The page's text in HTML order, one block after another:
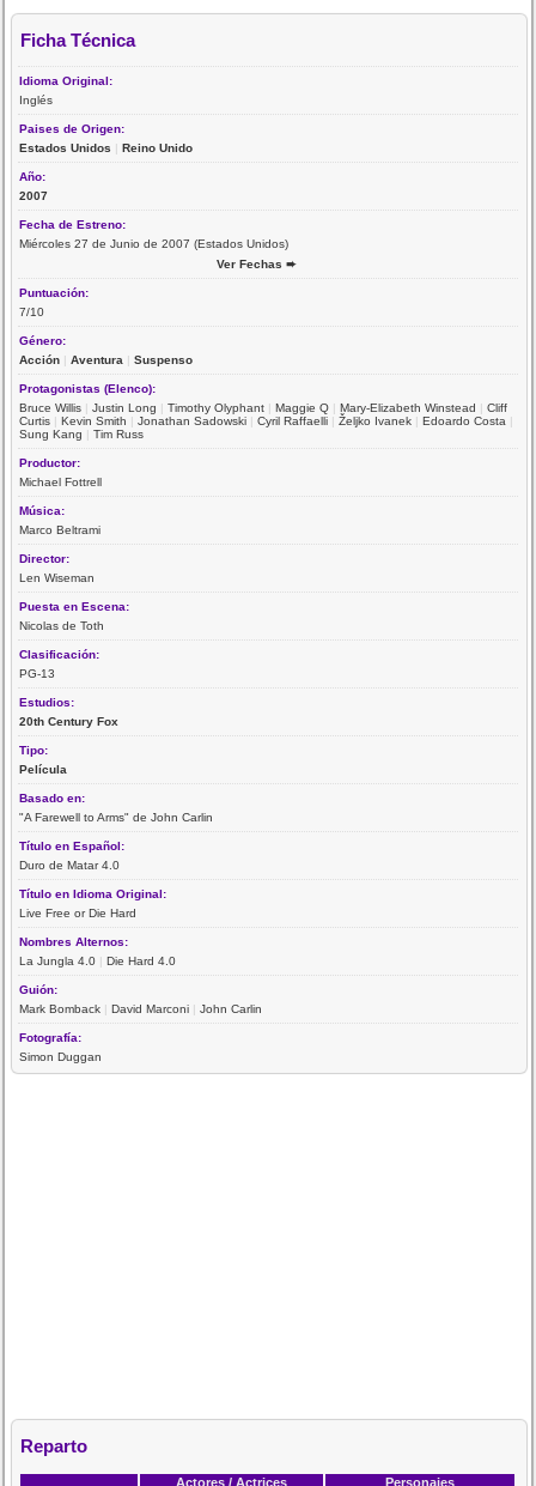
Ficha Técnica
Idioma Original:
Inglés
Paises de Origen:
Estados Unidos |Reino Unido
Año:
2007
Fecha de Estreno:
Miércoles 27 de Junio de 2007 (Estados Unidos)
Ver Fechas ➨
Puntuación:
7/10
Género:
Acción |Aventura |Suspenso
Protagonistas (Elenco):
Bruce Willis |Justin Long |Timothy Olyphant |Maggie Q |Mary-Elizabeth Winstead |Cliff
Curtis |Kevin Smith |Jonathan Sadowski |Cyril Raffaelli |Željko Ivanek |Edoardo Costa |
Sung Kang |Tim Russ
Productor:
Michael Fottrell
Música:
Marco Beltrami
Director:
Len Wiseman
Puesta en Escena:
Nicolas de Toth
Clasificación:
PG-13
Estudios:
20th Century Fox
Tipo:
Película
Basado en:
"A Farewell to Arms" de John Carlin
Título en Español:
Duro de Matar 4.0
Título en Idioma Original:
Live Free or Die Hard
Nombres Alternos:
La Jungla 4.0 |Die Hard 4.0
Guión:
Mark Bomback |David Marconi |John Carlin
Fotografía:
Simon Duggan
Reparto
Actores / Actrices Personajes